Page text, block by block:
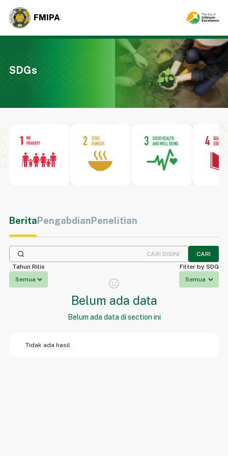
FMIPA
SDGs
BeritaPengabdianPenelitian
Tahun Rilis Filter by SDG
CARI
sentiment_dissatisfied
Belum ada data
Belum ada data di section ini
Tidak ada hasil